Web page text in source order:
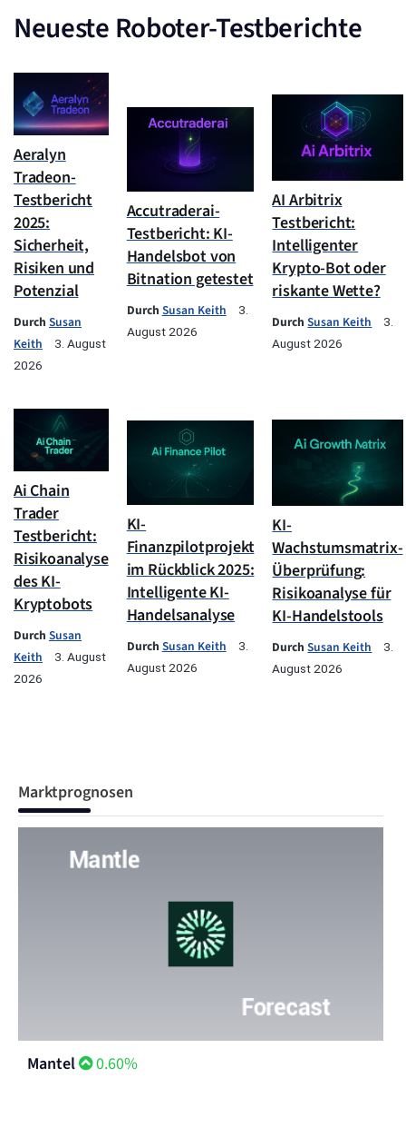
Neueste Roboter-Testberichte
Aeralyn
Tradeon-
Testbericht
2025:
Sicherheit,
Risiken und
Potenzial
Durch Susan
Keith
3. August
2026
Accutraderai-
Testbericht: KI-
Handelsbot von
Bitnation getestet
Durch Susan Keith
3.
August 2026
AI Arbitrix
Testbericht:
Intelligenter
Krypto-Bot oder
riskante Wette?
DurchSusan Keith
3.
August 2026
Ai Chain
Trader
Testbericht:
Risikoanalyse
des KI-
Kryptobots
Durch Susan
Keith
3. August
2026
KI-
Finanzpilotprojekt
im Rückblick 2025:
Intelligente KI-
Handelsanalyse
Durch Susan Keith
3.
August 2026
KI-
Wachstumsmatrix-
Überprüfung:
Risikoanalyse für
KI-Handelstools
DurchSusan Keith
3.
August 2026
Marktprognosen
Mantel 0.60%